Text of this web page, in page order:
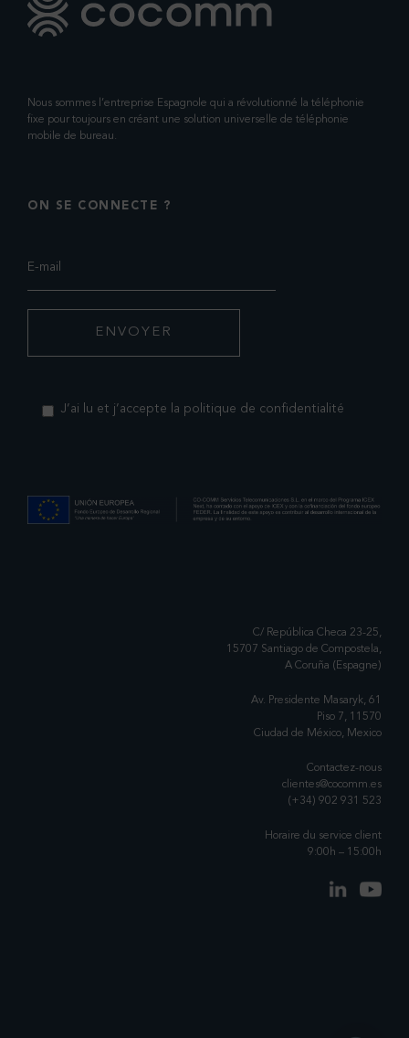
Nous sommes l’entreprise Espagnole qui a révolutionné la téléphonie
fixe pour toujours en créant une solution universelle de téléphonie
mobile de bureau.
ON SE CONNECTE ?
J’ai lu et j’accepte la politique de confidentialité
C/ República Checa 23-25,
15707 Santiago de Compostela,
A Coruña (Espagne)
Av. Presidente Masaryk, 61
Piso 7, 11570
Ciudad de México, Mexico
Contactez-nous
clientes@cocomm.es
(+34) 902 931 523
Horaire du service client
9:00h – 15:00h